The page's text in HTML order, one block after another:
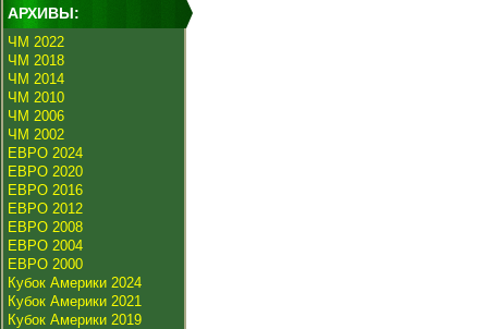
АРХИВЫ:
ЧМ 2022
ЧМ 2018
ЧМ 2014
ЧМ 2010
ЧМ 2006
ЧМ 2002
ЕВРО 2024
ЕВРО 2020
ЕВРО 2016
ЕВРО 2012
ЕВРО 2008
ЕВРО 2004
ЕВРО 2000
Кубок Америки 2024
Кубок Америки 2021
Кубок Америки 2019